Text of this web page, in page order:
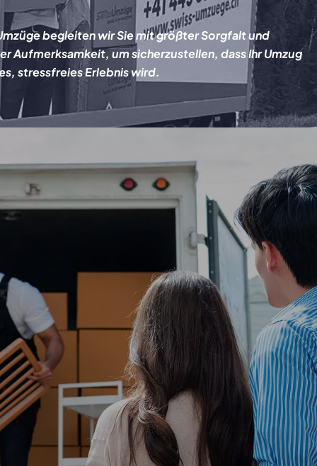
begleiten wir Sie mit größter Sorgfalt und
Aufmerksamkeit, um sicherzustellen, dass Ihr Umzug
stressfreies Erlebnis wird.